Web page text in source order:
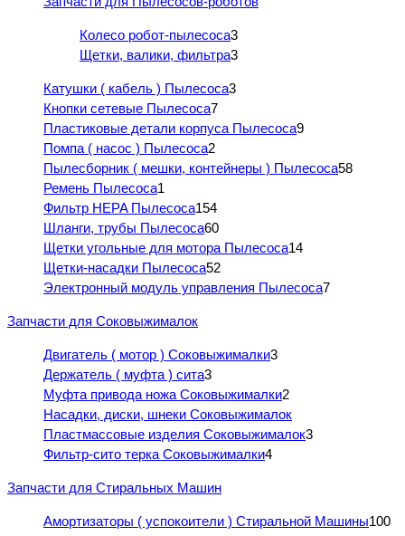
Колесо робот-пылесоса3
Щетки, валики, фильтра3
Катушки ( кабель ) Пылесоса3
Кнопки сетевые Пылесоса7
Пластиковые детали корпуса Пылесоса9
Помпа ( насос ) Пылесоса2
Пылесборник ( мешки, контейнеры ) Пылесоса58
Ремень Пылесоса1
Фильтр HEPA Пылесоса154
Шланги, трубы Пылесоса60
Щетки угольные для мотора Пылесоса14
Щетки-насадки Пылесоса52
Электронный модуль управления Пылесоса7
Запчасти для Соковыжималок
Двигатель ( мотор ) Соковыжималки3
Держатель ( муфта ) сита3
Муфта привода ножа Соковыжималки2
Насадки, диски, шнеки Соковыжималок
Пластмассовые изделия Соковыжималок3
Фильтр-сито терка Соковыжималки4
Запчасти для Стиральных Машин
Амортизаторы ( успокоители ) Стиральной Машины100